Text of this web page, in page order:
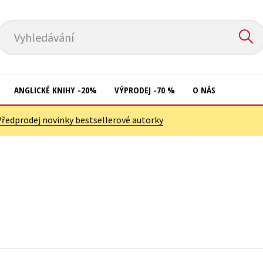
Vyhledávání
ANGLICKÉ KNIHY -20% VÝPRODEJ -70 % O NÁS
novinky bestsellerové autorky